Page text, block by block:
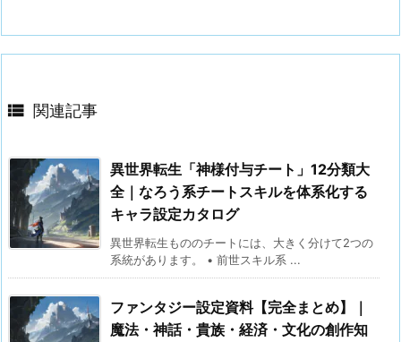
 関連記事
異世界転生「神様付与チート」12分類大
全｜なろう系チートスキルを体系化する
キャラ設定カタログ
異世界転生もののチートには、大きく分けて2つの
系統があります。 • 前世スキル系 ...
ファンタジー設定資料【完全まとめ】｜
魔法・神話・貴族・経済・文化の創作知